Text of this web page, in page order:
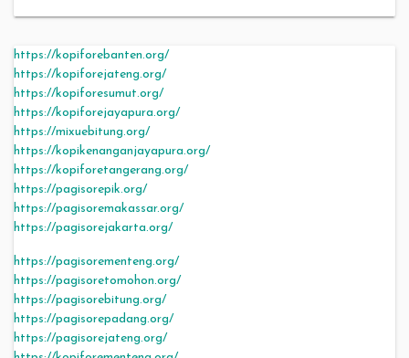
https://kopiforebanten.org/
https://kopiforejateng.org/
https://kopiforesumut.org/
https://kopiforejayapura.org/
https://mixuebitung.org/
https://kopikenanganjayapura.org/
https://kopiforetangerang.org/
https://pagisorepik.org/
https://pagisoremakassar.org/
https://pagisorejakarta.org/
https://pagisorementeng.org/
https://pagisoretomohon.org/
https://pagisorebitung.org/
https://pagisorepadang.org/
https://pagisorejateng.org/